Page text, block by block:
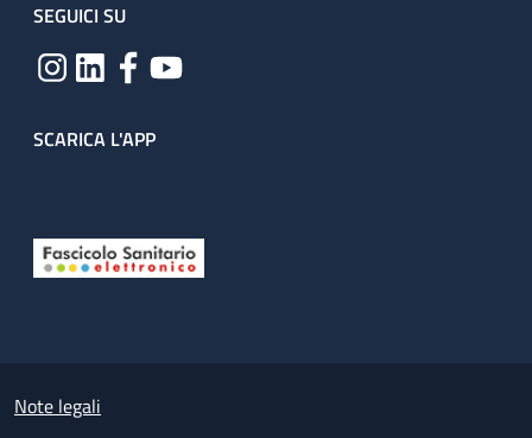
SEGUICI SU
SCARICA L'APP
Small prints
Note legali